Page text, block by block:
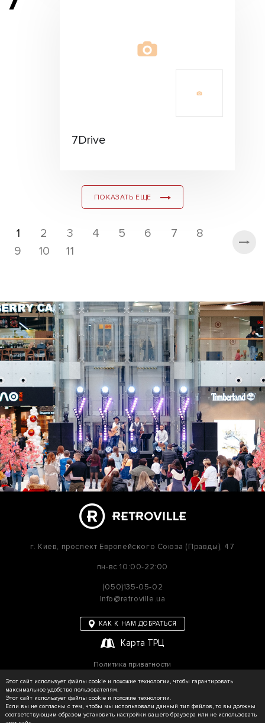
7Drive
ПОКАЗАТЬ ЕЩЕ
1 2 3 4 5 6 7
8
9
10 11
г. Киев, проспект Европейского Союза (Правды), 47
пн-вс 10:00-22:00
(050)135-05-02
Info@retroville.ua
КАК К НАМ ДОБРАТЬСЯ
Карта ТРЦ
Политика приватности
Карта сайта
© RETROVILLE, 2026 Все права защищены
Этот сайт использует файлы cookie и похожие технологии, чтобы гарантировать
максимальное удобство пользователям.
Этот сайт использует файлы cookie и похожие технологии.
Если вы не согласны с тем, чтобы мы использовали данный тип файлов, то вы должны
соответствующим образом установить настройки вашего браузера или не использовать